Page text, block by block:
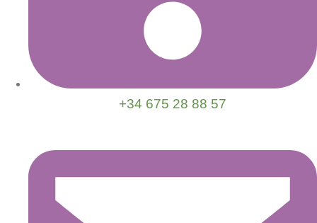
+34 675 28 88 57